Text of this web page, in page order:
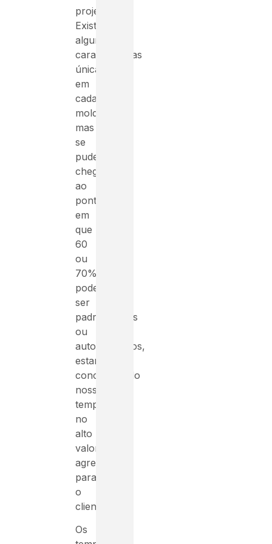
projetistas.
Existem
algumas
características
únicas
em
cada
molde,
mas
se
pudermos
chegar
ao
ponto
em
que
60
ou
70%
podem
ser
padronizados
ou
automatizados,
estaremos
concentrando
nosso
tempo
no
alto
valor
agregado
para
o
cliente.
Os